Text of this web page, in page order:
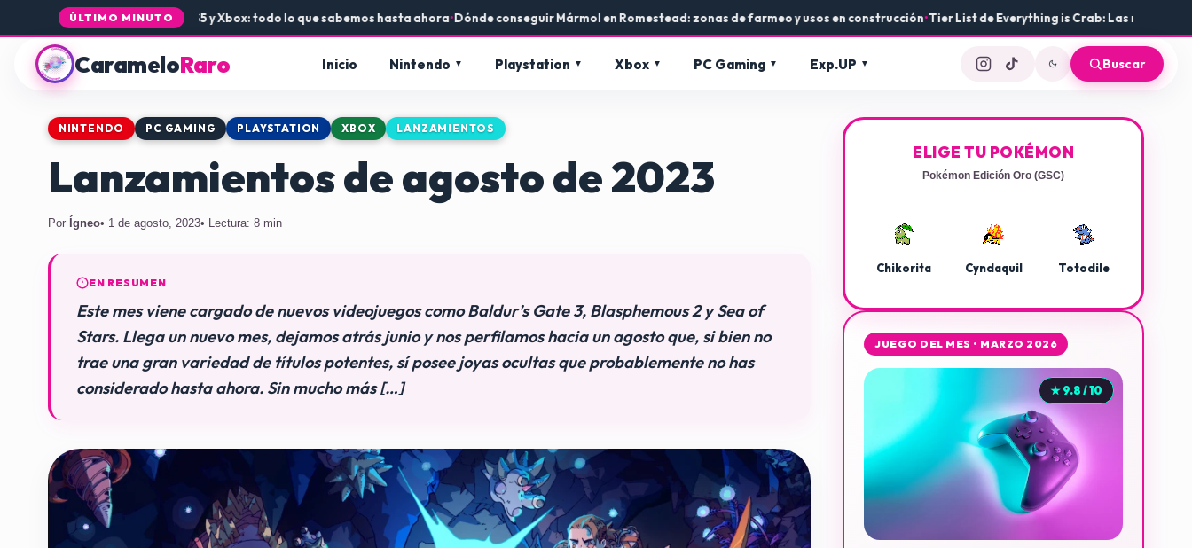
ÚLTIMO MINUTO
de Rogue Core a PS5 y Xbox: todo lo que sabemos hasta ahora•Dónde conseguir Mármol en Romestead: zonas de farmeo y usos en construcción•Tier List de Everything is Crab: Las mejores armas y
CarameloRaro Inicio Nintendo Playstation Xbox PC Gaming Exp.UP Buscar
NINTENDO PC GAMING PLAYSTATION XBOX LANZAMIENTOS
Lanzamientos de agosto de 2023
Por Ígneo• 1 de agosto, 2023• Lectura: 8 min
EN RESUMEN
Este mes viene cargado de nuevos videojuegos como Baldur’s Gate 3, Blasphemous 2 y Sea of
Stars. Llega un nuevo mes, dejamos atrás junio y nos perfilamos hacia un agosto que, si bien no
trae una gran variedad de títulos potentes, sí posee joyas ocultas que probablemente no has
considerado hasta ahora. Sin mucho más […]
ELIGE TU POKÉMON
Pokémon Edición Oro (GSC)
Chikorita Cyndaquil Totodile
JUEGO DEL MES • MARZO 2026
★ 9.8 / 10